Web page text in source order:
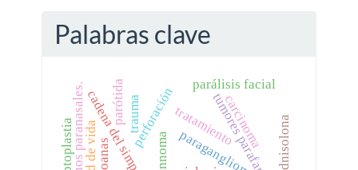
Palabras clave
paraganglioma
cadena del simpático.
senos paranasales. perforación
trauma
parálisis facial
tratamiento prednisolona
carcinoma
parótida